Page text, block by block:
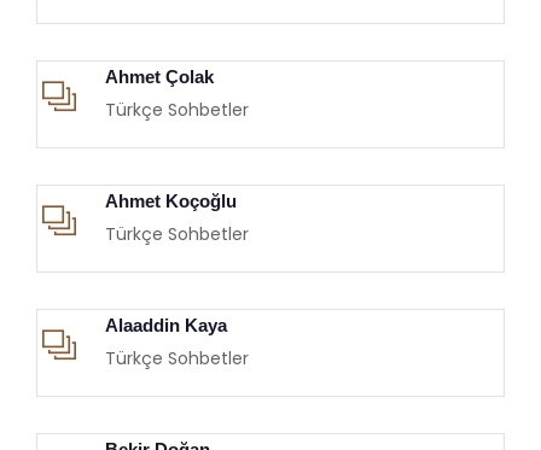
Ahmet Çolak
Türkçe Sohbetler
Ahmet Koçoğlu
Türkçe Sohbetler
Alaaddin Kaya
Türkçe Sohbetler